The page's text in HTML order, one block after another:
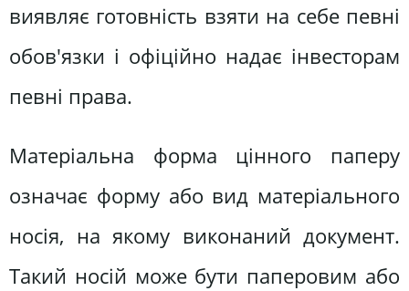
виявляє готовність взяти на себе певні
обов'язки і офіційно надає інвесторам
певні права.
Матеріальна форма цінного паперу
означає форму або вид матеріального
носія, на якому виконаний документ.
Такий носій може бути паперовим або